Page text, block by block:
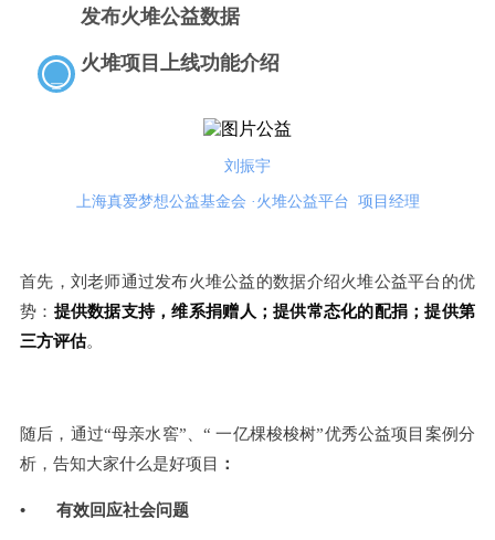
三
发布火堆公益数据
火堆项目上线功能介绍
刘振宇
上海真爱梦想公益基金会 ·火堆公益平台 项目经理
首先，刘老师通过发布火堆公益的数据介绍火堆公益平台的优
势： 提供数据支持，维系捐赠人；提供常态化的配捐；提供第
三方评估。
随后，通过“母亲水窖”、“ 一亿棵梭梭树”优秀公益项目案例分
析，告知大家什么是好项目 ：
• 有效回应社会问题